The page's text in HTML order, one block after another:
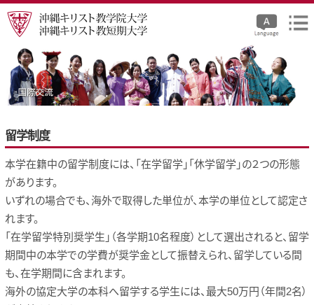
留学制度
本学在籍中の留学制度には、「在学留学」「休学留学」の２つの形態
があります。
いずれの場合でも、海外で取得した単位が、本学の単位として認定さ
れます。
「在学留学特別奨学生」（各学期10名程度）として選出されると、留学
期間中の本学での学費が奨学金として振替えられ、留学している間
も、在学期間に含まれます。
海外の協定大学の本科へ留学する学生には、最大50万円（年間2名）